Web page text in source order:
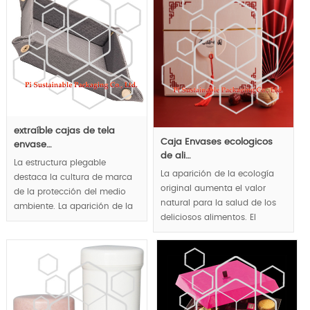
vino innovador Mostrar así la
bandeja interna real convertido
en lujo y elementos innovadores
para marcas de vino de lujo.
base de plantas naturales
para lograr la protección de
la salud.
MOQ:10k pcs.
extraíble cajas de tela
envase…
La estructura plegable
destaca la cultura de marca
de la protección del medio
ambiente. La aparición de la
naturaleza y la ecología
de salud natural al público.
MOQ:1000pcs.
Caja Envases ecologicos
de ali…
La aparición de la ecología
original aumenta el valor
natural para la salud de los
deliciosos alimentos. El
embalaje de alimentos
biodegradable realizado a
través de cajas de madera ha
ganado una reputación de
marca responsable.
Estructura plegable para